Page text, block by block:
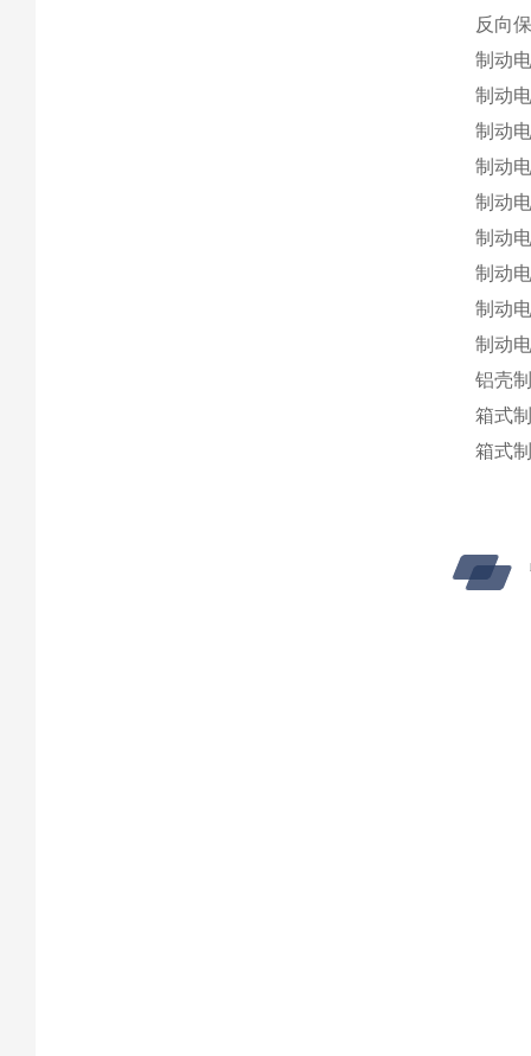
反向
制动
制动
制动
制动
制动
制动
制动
制动
制动
铝壳
箱式
箱式